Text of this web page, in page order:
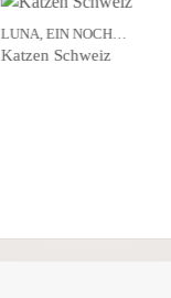
LUNA, EIN NOCH…
Katzen Schweiz